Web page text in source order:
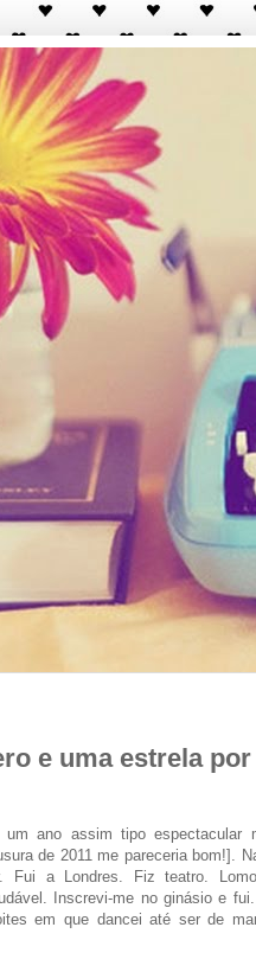
e uma estrela
umano assim tipo espectacular
de 2011 me pareceria bom!].
Fui a Londres. Fiz teatro.
Inscrevi-me no ginásio e
em que dancei até ser de